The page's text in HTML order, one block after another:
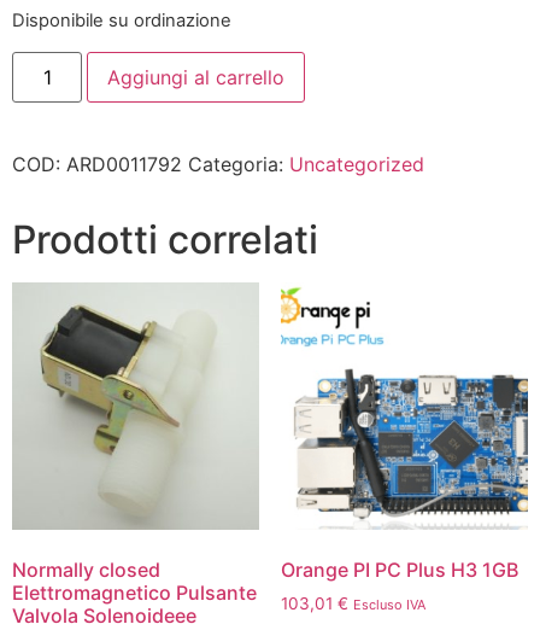
Disponibile su ordinazione
Aggiungi al carrello
COD: ARD0011792 Categoria: Uncategorized
Prodotti correlati
Normally closed
Elettromagnetico Pulsante
Valvola Solenoideee
Orange PI PC Plus H3 1GB
103,01 € Escluso IVA